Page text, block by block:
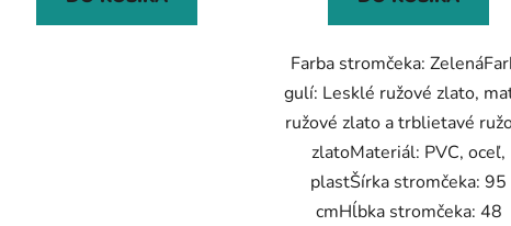
Farba stromčeka:
gulí: Lesklé ružové zlato,
ružové zlato a trblietavé
zlatoMateriál: PVC, oceľ,
plastŠírka stromčeka: 95
cmHĺbka stromčeka: 48